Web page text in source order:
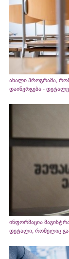
ახალი პროგრამა,
დაინერგება -
ინფორმაცია
დეტალი, რომელიც